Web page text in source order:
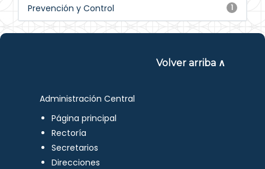
1
Prevención y Control
Volver arriba ∧
Administración Central
Página principal
Rectoría
Secretarios
Direcciones